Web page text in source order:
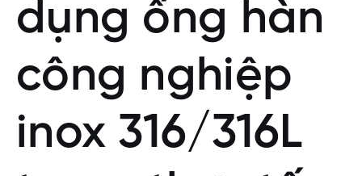
dụng ống hàn
công nghiệp
inox 316/316L